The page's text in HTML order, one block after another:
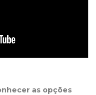
as opções